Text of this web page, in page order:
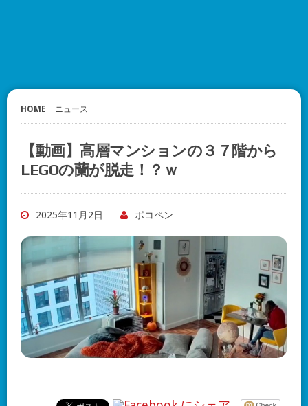
HOME ニュース
【動画】高層マンションの３７階から
LEGOの蘭が脱走！？ｗ
2025年11月2日 ポコペン